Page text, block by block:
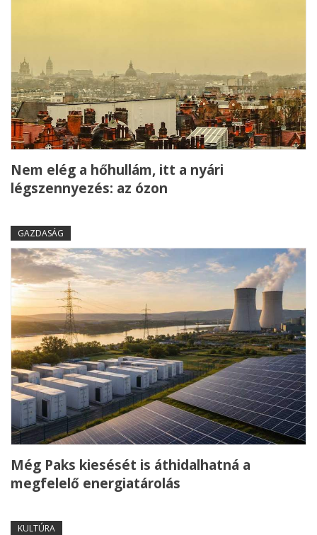
Nem elég a hőhullám, itt a nyári
légszennyezés: az ózon
GAZDASÁG
Még Paks kiesését is áthidalhatná a
megfelelő energiatárolás
KULTÚRA